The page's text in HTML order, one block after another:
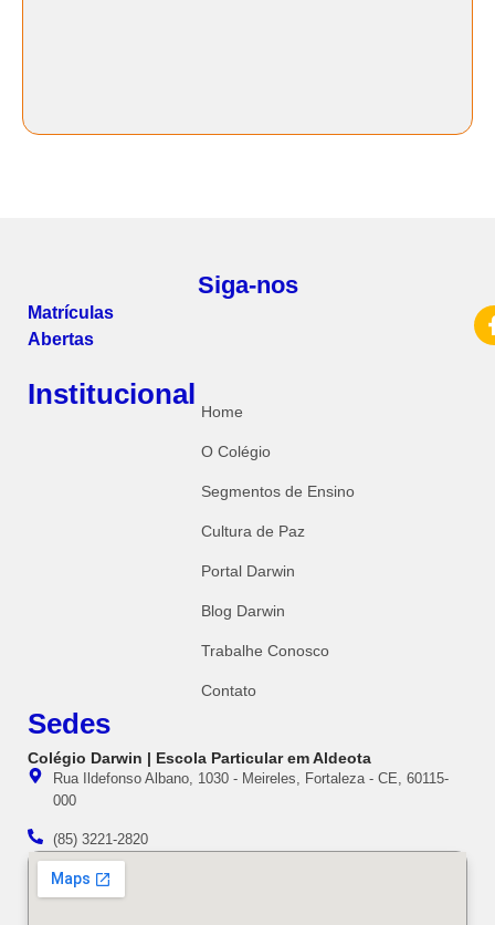
Matrículas
Abertas
Siga-nos
Institucional
Home
O Colégio
Segmentos de Ensino
Cultura de Paz
Portal Darwin
Blog Darwin
Trabalhe Conosco
Contato
Sedes
Colégio Darwin | Escola Particular em Aldeota
Rua Ildefonso Albano, 1030 - Meireles, Fortaleza - CE, 60115-
000
(85) 3221-2820